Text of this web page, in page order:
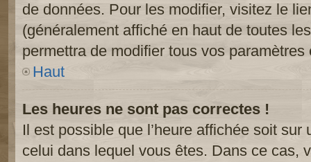
de données. Pour les modifier, visitez le
(généralement affiché en haut de toutes
permettra de modifier tous vos paramètres
Haut
Les heures ne sont pas correctes !
Il est possible que l’heure affichée soit
celui dans lequel vous êtes. Dans ce cas,